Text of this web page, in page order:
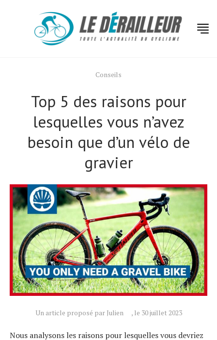
Conseils
Top 5 des raisons pour
lesquelles vous n’avez
besoin que d’un vélo de
gravier
Un article proposé par Julien , le 30 juillet 2023
Nous analysons les raisons pour lesquelles vous devriez